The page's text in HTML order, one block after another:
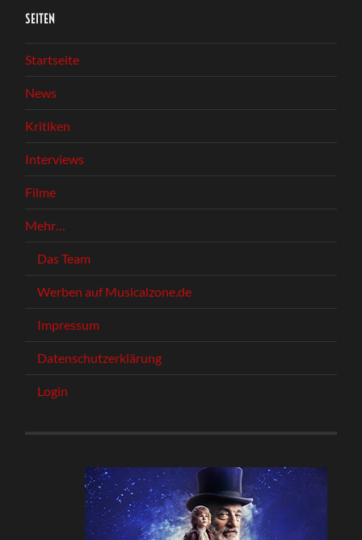
SEITEN
Startseite
News
Kritiken
Interviews
Filme
Mehr…
Das Team
Werben auf Musicalzone.de
Impressum
Datenschutzerklärung
Login